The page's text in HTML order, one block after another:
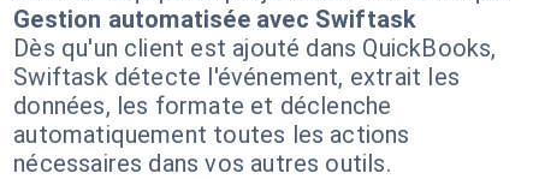
Gestion automatisée avec Swiftask
Dès qu'un client est ajouté dans QuickBooks,
Swiftask détecte l'événement, extrait les
données, les formate et déclenche
automatiquement toutes les actions
nécessaires dans vos autres outils.